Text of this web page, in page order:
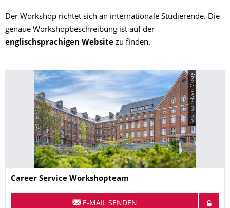
Der Workshop richtet sich an internationale Studierende. Die
genaue Workshopbeschreibung ist auf der
englischsprachigen Website zu finden.
© Crispin-Iven Mokry
Name
Career Service Workshopteam
E-MAIL SENDEN